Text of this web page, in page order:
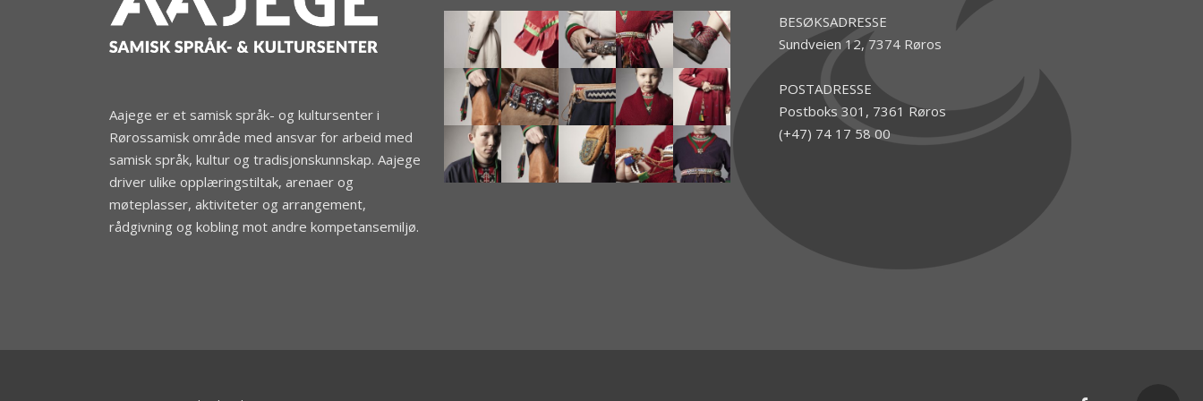
Aajege er et samisk språk- og kultursenter i
Rørossamisk område med ansvar for arbeid med
samisk språk, kultur og tradisjonskunnskap. Aajege
driver ulike opplæringstiltak, arenaer og
møteplasser, aktiviteter og arrangement,
rådgivning og kobling mot andre kompetansemiljø.
BESØKSADRESSE
Sundveien 12, 7374 Røros
POSTADRESSE
Postboks 301, 7361 Røros
(+47) 74 17 58 00